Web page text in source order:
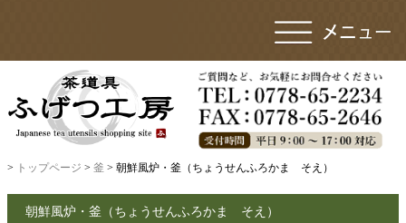
> トップページ > 釜 > 朝鮮風炉・釜（ちょうせんふろかま そえ）
朝鮮風炉・釜（ちょうせんふろかま そえ）